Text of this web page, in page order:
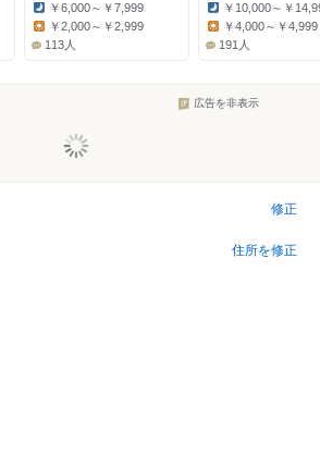
Dinner:
￥6,000～￥7,999
￥2,000～￥2,999
113人
Dinner:
￥10,000～￥
￥4,000～￥4,999
191人
広告を非表示
修正
住所を修正